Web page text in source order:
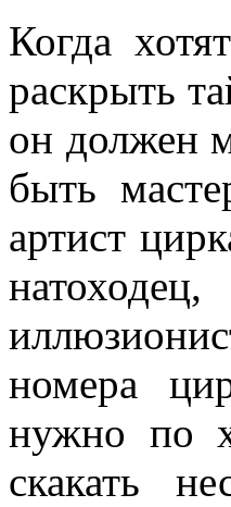
Когда
раскрыть
он должен
быть
артист
номера
нужно по
скакать